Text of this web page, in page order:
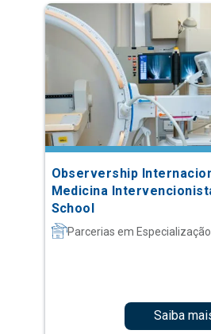
Observership
Medicina
School
Parcerias em Especialização
Saiba